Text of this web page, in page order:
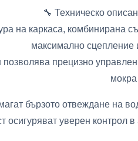
🔧 Техническо
на каркаса, комбинирана
максимално сцепление
прецизно
мокра
бързото отвеждане на
осигуряват уверен контрол